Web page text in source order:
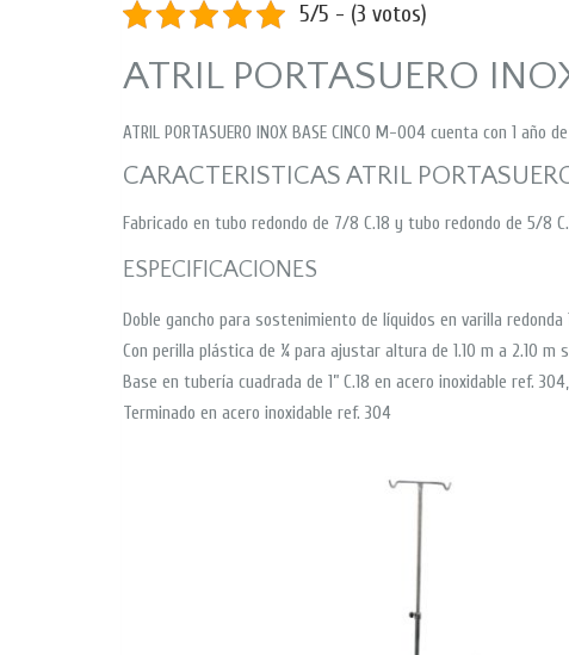
5/5 - (3 votos)
ATRIL PORTASUERO
ATRIL PORTASUERO INOX BASE CINCO M-004 cuenta con 1
CARACTERISTICAS ATRIL
Fabricado en tubo redondo de 7/8 C.18 y tubo redondo de 5/8
ESPECIFICACIONES
Doble gancho para sostenimiento de líquidos en varilla
Con perilla plástica de ¼ para ajustar altura de 1.10 m a 2.10 m
Base en tubería cuadrada de 1” C.18 en acero inoxidable ref.
Terminado en acero inoxidable ref. 304